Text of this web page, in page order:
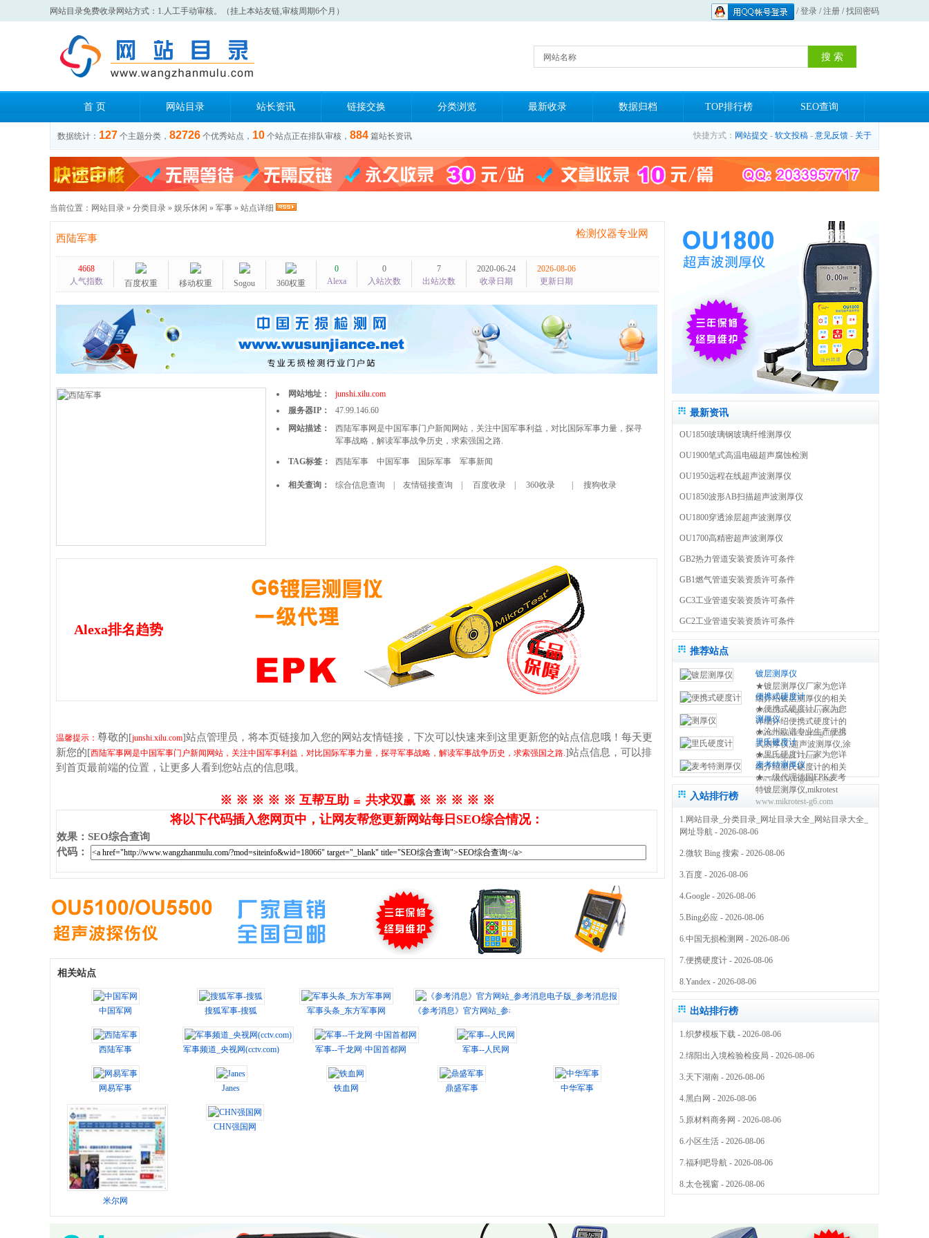
网站目录免费收录网站方式：1.人工手动审核。（挂上本站友链,审核周期6个月） /登录 /注册 /找回密码
网站名称
首 页 网站目录 站长资讯 链接交换 分类浏览 最新收录 数据归档 TOP排行榜 SEO查询
数据统计： 127 个主题分类， 82726 个优秀站点， 10 个站点正在排队审核， 884 篇站长资讯 快捷方式： 网站提交 - 软文投稿 - 意见反馈 - 关于
当前位置： 网站目录 » 分类目录 » 娱乐休闲 » 军事 » 站点详细
检测仪器专业网
西陆军事
4668
人气指数
百度权重 移动权重 Sogou 360权重
0
Alexa
0
入站次数
7
出站次数
2020-06-24
收录日期
2026-08-06
更新日期
网站地址：
junshi.xilu.com
服务器IP：
47.99.146.60
网站描述：
西陆军事网是中国军事门户新闻网站，关注中国军事利益，对比国际军事力量，探寻
军事战略，解读军事战争历史，求索强国之路.
TAG标签： 西陆军事 中国军事 国际军事 军事新闻
相关查询： 综合信息查询 友情链接查询 百度收录 360收录 搜狗收录
Alexa排名趋势
温馨提示： 尊敬的[junshi.xilu.com]站点管理员，将本页链接加入您的网站友情链接，下次可以快速来到这里更新您的站点信息哦！每天更
新您的[西陆军事网是中国军事门户新闻网站，关注中国军事利益，对比国际军事力量，探寻军事战略，解读军事战争历史，求索强国之路.]站点信息，可以排
到首页最前端的位置，让更多人看到您站点的信息哦。
※ ※ ※ ※ ※ 互帮互助 ≌ 共求双赢 ※ ※ ※ ※ ※
将以下代码插入您网页中，让网友帮您更新网站每日SEO综合情况：
效果 ： SEO综合查询
代码 ：
相关站点
中国军网 搜狐军事-搜狐 军事头条_东方军事网 《参考消息》官方网站_参考消息电子版_参考消息报
西陆军事 军事频道_央视网(cctv.com) 军事--千龙网·中国首都网 军事--人民网
网易军事 Janes 铁血网 鼎盛军事 中华军事
米尔网
CHN强国网
最新资讯
OU1850玻璃钢玻璃纤维测厚仪
OU1900笔式高温电磁超声腐蚀检测
OU1950远程在线超声波测厚仪
OU1850波形AB扫描超声波测厚仪
OU1800穿透涂层超声波测厚仪
OU1700高精密超声波测厚仪
GB2热力管道安装资质许可条件
GB1燃气管道安装资质许可条件
GC3工业管道安装资质许可条件
GC2工业管道安装资质许可条件
推荐站点
镀层测厚仪
★镀层测厚仪厂家为您详
细介绍镀层测厚仪的相关
知识,包括镀层测厚仪原理,
使用方法,使用注意事项,维
修保养等,使您更好的了解
和使用镀层测试仪 0317-
3038768
www.ducengcehouyi.com
便携式硬度计
★便携式硬度计厂家为您
详细介绍便携式硬度计的
相关知识,包括便携式硬度
计原理,使用方法,使用注意
事项,维修保养等,使您更好
的了解和使用便携式硬度
仪方法 0317-3038768
www.bianxieshiyingduji.com
测厚仪
★沧州欧谱专业生产便携
式测厚仪,超声波测厚仪,涂
镀层测厚仪,里氏硬度计,超
声波探伤仪,测厚仪价格,粗
糙度仪,电火花检测仪,附着
力测试仪,免费保修三年
0317-3038768
www.oupu17.com
里氏硬度计
★里氏硬度计厂家为您详
细介绍里氏硬度计的相关
知识,包括里氏硬度计原理,
使用方法,使用注意事项,维
修保养等,使您更好的了解
和使用里氏硬度测量仪
0317-3038768
www.lishiyingduji.com
麦考特测厚仪
★一级代理德国EPK麦考
特镀层测厚仪,mikrotest
g6,f6等多种型号的测厚
仪,NIFE50电镀镍测厚仪,
机械式锌层测厚仪,指针型
www.mikrotest-g6.com
入站排行榜
1. 网站目录_分类目录_网址目录大全_网站目录大全_
网址导航 - 2026-08-06
2.微软 Bing 搜索 - 2026-08-06
3.百度 - 2026-08-06
4.Google - 2026-08-06
5.Bing必应 - 2026-08-06
6.中国无损检测网 - 2026-08-06
7.便携硬度计 - 2026-08-06
8.Yandex - 2026-08-06
出站排行榜
1.织梦模板下载 - 2026-08-06
2.绵阳出入境检验检疫局 - 2026-08-06
3.天下湖南 - 2026-08-06
4.黑白网 - 2026-08-06
5.原材料商务网 - 2026-08-06
6.小区生活 - 2026-08-06
7.福利吧导航 - 2026-08-06
8.太仓视窗 - 2026-08-06